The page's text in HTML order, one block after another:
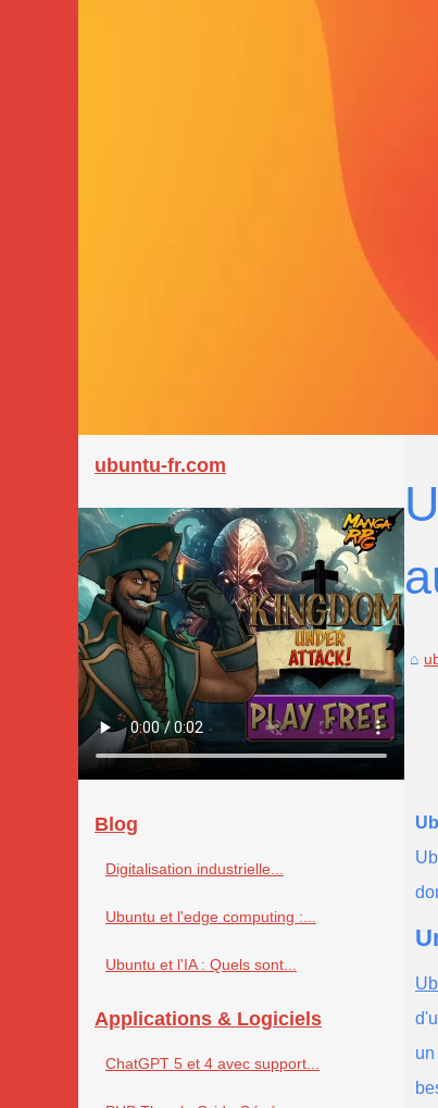
ubuntu-fr.com
Blog
Digitalisation industrielle...
Ubuntu et l'edge computing :...
Ubuntu et l'IA : Quels sont...
Applications & Logiciels
ChatGPT 5 et 4 avec support...